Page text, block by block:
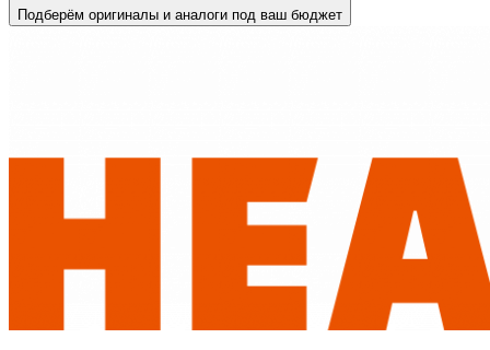
Подберём оригиналы и аналоги под ваш бюджет